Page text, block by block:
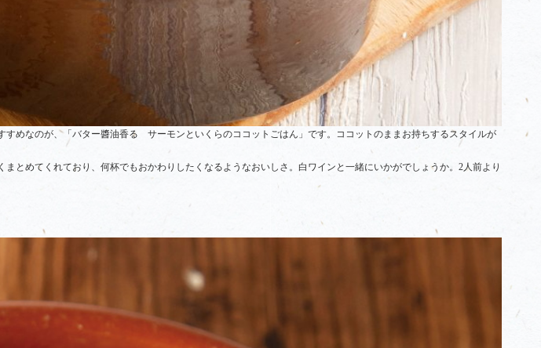
めなのが、「バター醬油香る サーモンといくらのココットごはん」です。ココットのままお持ちするスタイルが
とめてくれており、何杯でもおかわりしたくなるようなおいしさ。白ワインと一緒にいかがでしょうか。2人前より